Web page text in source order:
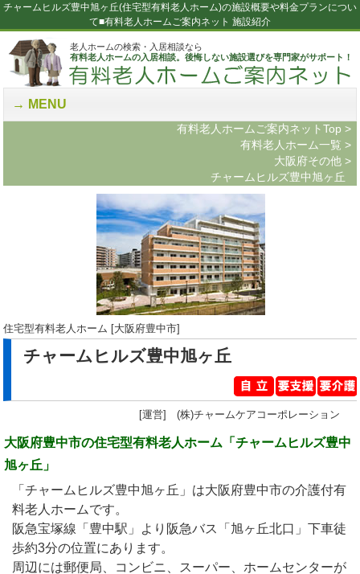
チャームヒルズ豊中旭ヶ丘(住宅型有料老人ホーム)の施設概要や料金プランについ
て■有料老人ホームご案内ネット 施設紹介
老人ホームの検索・入居相談なら
有料老人ホームの入居相談。後悔しない施設選びを専門家がサポート！
MENU
有料老人ホームご案内ネットTop >
有料老人ホーム一覧 >
大阪府その他 >
チャームヒルズ豊中旭ヶ丘
住宅型有料老人ホーム [大阪府豊中市]
チャームヒルズ豊中旭ヶ丘
[運営] (株)チャームケアコーポレーション
大阪府豊中市の住宅型有料老人ホーム「チャームヒルズ豊中
旭ヶ丘」
「チャームヒルズ豊中旭ヶ丘」は大阪府豊中市の介護付有
料老人ホームです。
阪急宝塚線「豊中駅」より阪急バス「旭ヶ丘北口」下車徒
歩約3分の位置にあります。
周辺には郵便局、コンビニ、スーパー、ホームセンターが